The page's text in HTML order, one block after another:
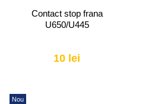
Contact stop frana
U650/U445
10 lei
Nou